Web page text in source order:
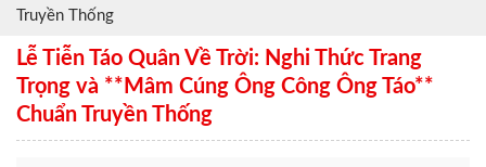
Truyền Thống
Lễ Tiễn Táo Quân Về Trời: Nghi Thức Trang
Trọng và **Mâm Cúng Ông Công Ông Táo**
Chuẩn Truyền Thống